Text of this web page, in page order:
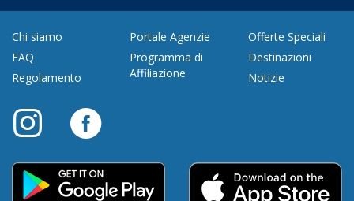
Chi siamo
FAQ
Regolamento
Portale Agenzie
Programma di
Affiliazione
Offerte Speciali
Destinazioni
Notizie